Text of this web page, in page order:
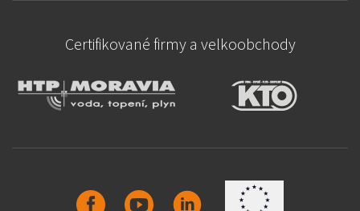
Certifikované firmy a velkoobchody